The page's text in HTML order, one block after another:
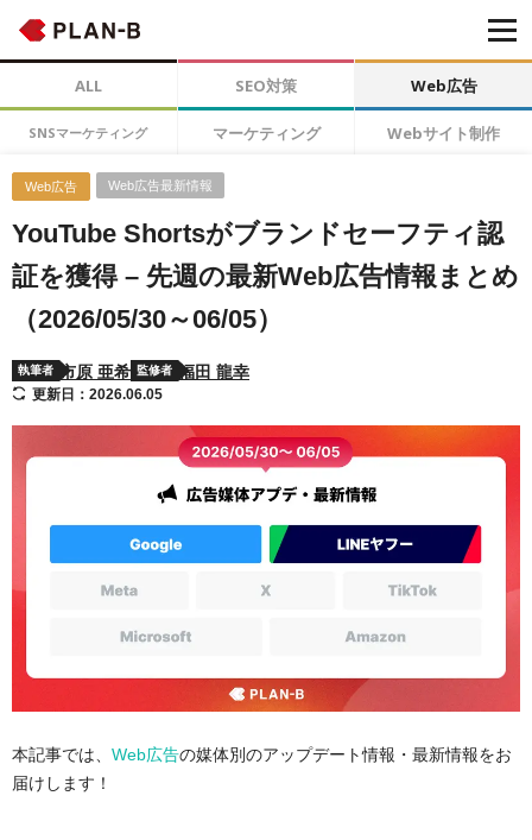
ALL SEO対策 Web広告
SNSマーケティング マーケティング Webサイト制作
Web広告 Web広告最新情報
YouTube Shortsがブランドセーフティ認
証を獲得 – 先週の最新Web広告情報まとめ
（2026/05/30～06/05）
執筆者 市原 亜希 監修者 福田 龍幸
更新日：2026.06.05
本記事では、 Web広告の媒体別のアップデート情報・最新情報をお
届けします！